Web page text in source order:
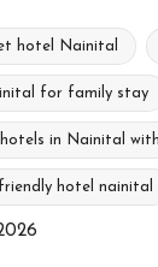
y
Li
n
k
e
hotel Nainital
for family stay
hotels in Nainital
hotel nainital